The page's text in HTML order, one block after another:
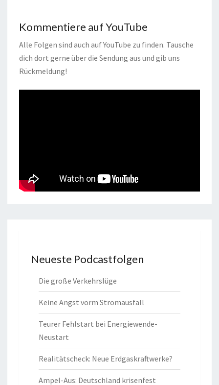
Kommentiere auf YouTube
Alle Folgen sind auch auf YouTube zu finden. Tausche
dich dort gerne über die Sendung aus und gib uns
Rückmeldung!
Neueste Podcastfolgen
Die große Verkehrslüge
Keine Angst vorm Stromausfall
Teurer Fehlstart bei Energiewende-
Neustart
Realitätscheck: Neue Erdgaskraftwerke?
Ampel-Aus: Deutschland krisenfest